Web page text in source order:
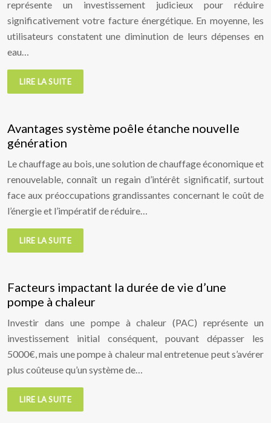
représente un investissement judicieux pour réduire
significativement votre facture énergétique. En moyenne, les
utilisateurs constatent une diminution de leurs dépenses en
eau…
LIRE LA SUITE
Avantages système poêle étanche nouvelle
génération
Le chauffage au bois, une solution de chauffage économique et
renouvelable, connaît un regain d’intérêt significatif, surtout
face aux préoccupations grandissantes concernant le coût de
l’énergie et l’impératif de réduire…
LIRE LA SUITE
Facteurs impactant la durée de vie d’une
pompe à chaleur
Investir dans une pompe à chaleur (PAC) représente un
investissement initial conséquent, pouvant dépasser les
5000€, mais une pompe à chaleur mal entretenue peut s’avérer
plus coûteuse qu’un système de…
LIRE LA SUITE